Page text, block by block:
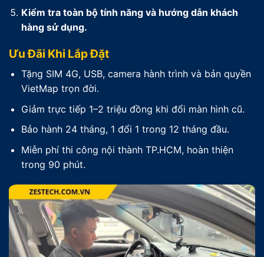
Kiểm tra toàn bộ tính năng và hướng dẫn khách
hàng sử dụng.
Ưu Đãi Khi Lắp Đặt
Tặng SIM 4G, USB, camera hành trình và bản quyền
VietMap trọn đời.
Giảm trực tiếp 1–2 triệu đồng khi đổi màn hình cũ.
Bảo hành 24 tháng, 1 đổi 1 trong 12 tháng đầu.
Miễn phí thi công nội thành TP.HCM, hoàn thiện
trong 90 phút.